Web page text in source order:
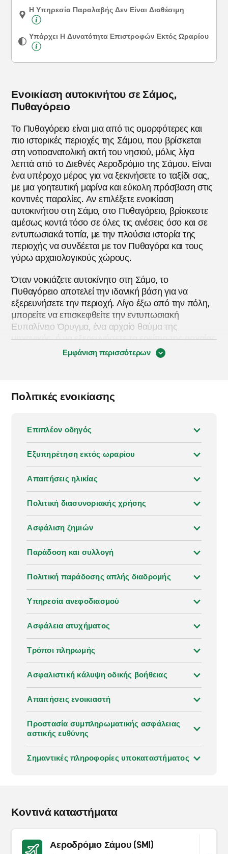
Η Υπηρεσία Παραλαβής Δεν Είναι Διαθέσιμη
Υπάρχει Η Δυνατότητα Επιστροφών Εκτός Ωραρίου
Ενοικίαση αυτοκινήτου σε Σάμος,
Πυθαγόρειο
Το Πυθαγόρειο είναι μια από τις ομορφότερες και
πιο ιστορικές περιοχές της Σάμου, που βρίσκεται
στη νοτιοανατολική ακτή του νησιού, μόλις λίγα
λεπτά από το Διεθνές Αεροδρόμιο της Σάμου. Είναι
ένα υπέροχο μέρος για να ξεκινήσετε το ταξίδι σας,
με μια γοητευτική μαρίνα και εύκολη πρόσβαση στις
κοντινές παραλίες. Αν επιλέξετε ενοικίαση
αυτοκινήτου στη Σάμο, στο Πυθαγόρειο, βρίσκεστε
αμέσως κοντά τόσο σε όλες τις ανέσεις όσο και σε
εντυπωσιακά τοπία, με την πλούσια ιστορία της
περιοχής να συνδέεται με τον Πυθαγόρα και τους
γύρω αρχαιολογικούς χώρους.
Όταν νοικιάζετε αυτοκίνητο στη Σάμο, το
Πυθαγόρειο αποτελεί την ιδανική βάση για να
εξερευνήσετε την περιοχή. Λίγο έξω από την πόλη,
μπορείτε να επισκεφθείτε την εντυπωσιακή
Ευπαλίνειο Όρυγμα, ένα αρχαίο θαύμα της
μηχανικής, ή να εξερευνήσετε τα ερείπια της αρχαίας
Σάμου που βρίσκονται σε κοντινή απόσταση. Από
εκεί, το νησί απλώνεται προς όλες τις κατευθύνσεις.
ήσυχους όρμους και παραλίες όπως το Ποτοκάκι. Το
καθιστώντας την εξερεύνηση απλή και ευχάριστη.
Αν και υπάρχουν λεωφορεία και ταξί, δεν φτάνουν
πάντα στα πιο απομακρυσμένα σημεία, οπότε το
δικό σας αυτοκίνητο σας προσφέρει την ελευθερία
να εξερευνήσετε τις παραλίες και τα τοπία της
Σάμου χωρίς περιορισμούς.
Εμφάνιση περισσότερων
Πολιτικές ενοικίασης
Επιπλέον οδηγός
Εξυπηρέτηση εκτός ωραρίου
Απαιτήσεις ηλικίας
Πολιτική διασυνοριακής χρήσης
Ασφάλιση ζημιών
Παράδοση και συλλογή
Πολιτική παράδοσης απλής διαδρομής
Υπηρεσία ανεφοδιασμού
Ασφάλεια ατυχήματος
Τρόποι πληρωμής
Ασφαλιστική κάλυψη οδικής βοήθειας
Απαιτήσεις ενοικιαστή
Προστασία συμπληρωματικής ασφάλειας
αστικής ευθύνης
Σημαντικές πληροφορίες υποκαταστήματος
Κοντινά καταστήματα
Αεροδρόμιο Σάμου (SMI)